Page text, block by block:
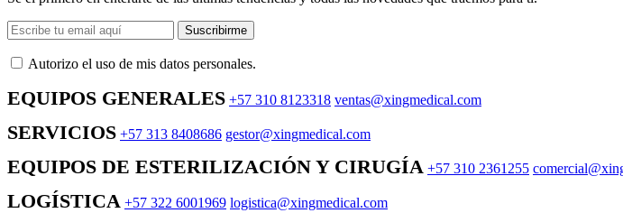
Suscribirme
Autorizo ​​el uso de mis datos personales.
EQUIPOS GENERALES +57 310 8123318 ventas@xingmedical.com
SERVICIOS +57 313 8408686 gestor@xingmedical.com
EQUIPOS DE ESTERILIZACIÓN Y CIRUGÍA +57 310 2361255
LOGÍSTICA +57 322 6001969 logistica@xingmedical.com